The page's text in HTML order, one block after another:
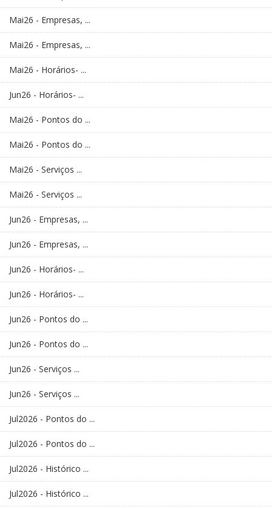
Mai26 - Empresas, ...
Mai26 - Empresas, ...
Mai26 - Horários- ...
Jun26 - Horários- ...
Mai26 - Pontos do ...
Mai26 - Pontos do ...
Mai26 - Serviços ...
Mai26 - Serviços ...
Jun26 - Empresas, ...
Jun26 - Empresas, ...
Jun26 - Horários- ...
Jun26 - Horários- ...
Jun26 - Pontos do ...
Jun26 - Pontos do ...
Jun26 - Serviços ...
Jun26 - Serviços ...
Jul2026 - Pontos do ...
Jul2026 - Pontos do ...
Jul2026 - Histórico ...
Jul2026 - Histórico ...